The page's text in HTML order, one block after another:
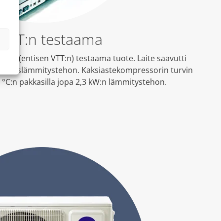
testaama
(entisen VTT:n) testaama tuote. Laite saavutti
Kaksiastekompressorin turvin
pakkasilla jopa 2,3 kW:n lämmitystehon.